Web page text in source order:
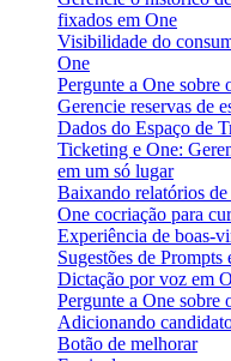
fixados em One
Visibilidade do
One
Pergunte a One sobre
Gerencie reservas de
Dados do Espaço de
Ticketing e One:
em um só lugar
Baixando relatórios
One cocriação para
Experiência de boas-
Sugestões de Prompts
Dictação por voz em
Pergunte a One sobre
Adicionando
Botão de melhorar